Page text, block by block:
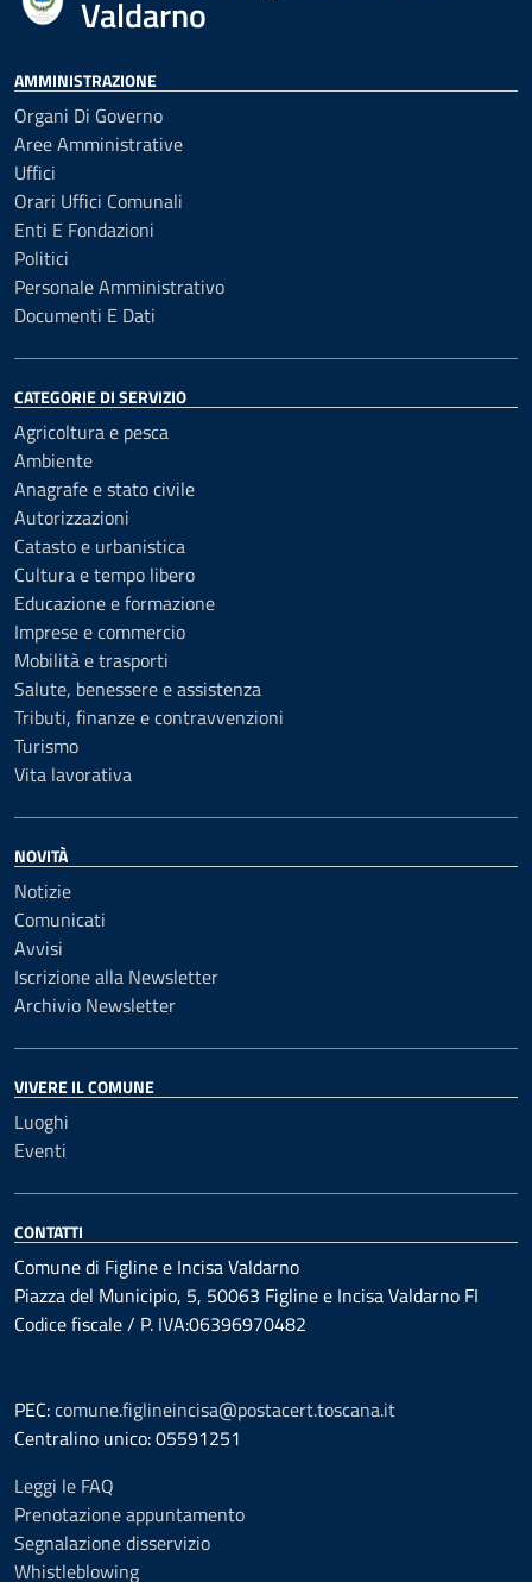
Valdarno
AMMINISTRAZIONE
Organi Di Governo
Aree Amministrative
Uffici
Orari Uffici Comunali
Enti E Fondazioni
Politici
Personale Amministrativo
Documenti E Dati
CATEGORIE DI SERVIZIO
Agricoltura e pesca
Ambiente
Anagrafe e stato civile
Autorizzazioni
Catasto e urbanistica
Cultura e tempo libero
Educazione e formazione
Imprese e commercio
Mobilità e trasporti
Salute, benessere e assistenza
Tributi, finanze e contravvenzioni
Turismo
Vita lavorativa
NOVITÀ
Notizie
Comunicati
Avvisi
Iscrizione alla Newsletter
Archivio Newsletter
VIVERE IL COMUNE
Luoghi
Eventi
CONTATTI
Comune di Figline e Incisa Valdarno
Piazza del Municipio, 5, 50063 Figline e Incisa Valdarno FI
Codice fiscale / P. IVA:06396970482
PEC:comune.figlineincisa@postacert.toscana.it
Centralino unico: 05591251
Leggi le FAQ
Prenotazione appuntamento
Segnalazione disservizio
Whistleblowing